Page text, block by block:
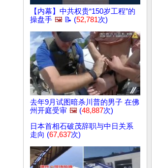
【内幕】中共权贵“150岁工程”的
操盘手 🖼️ 📝 (52,781次)
去年9月试图暗杀川普的男子 在佛
州开庭受审 🖼️ (48,887次)
日本首相石破茂辞职与中日关系
走向 (67,637次)